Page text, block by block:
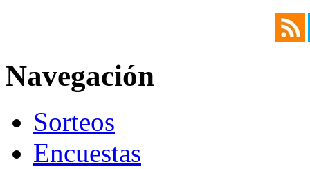
Navegación
Sorteos
Encuestas